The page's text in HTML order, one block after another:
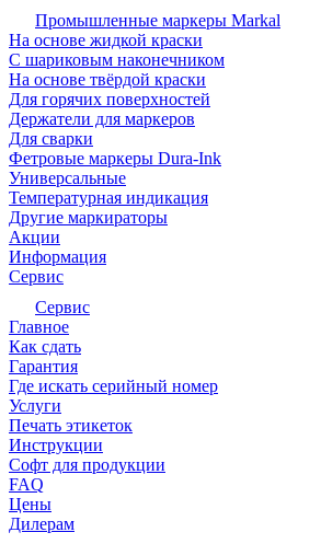
Промышленные маркеры Markal
На основе жидкой краски
С шариковым наконечником
На основе твёрдой краски
Для горячих поверхностей
Держатели для маркеров
Для сварки
Фетровые маркеры Dura-Ink
Универсальные
Температурная индикация
Другие маркираторы
Акции
Информация
Сервис
Сервис
Главное
Как сдать
Гарантия
Где искать серийный номер
Услуги
Печать этикеток
Инструкции
Софт для продукции
FAQ
Цены
Дилерам